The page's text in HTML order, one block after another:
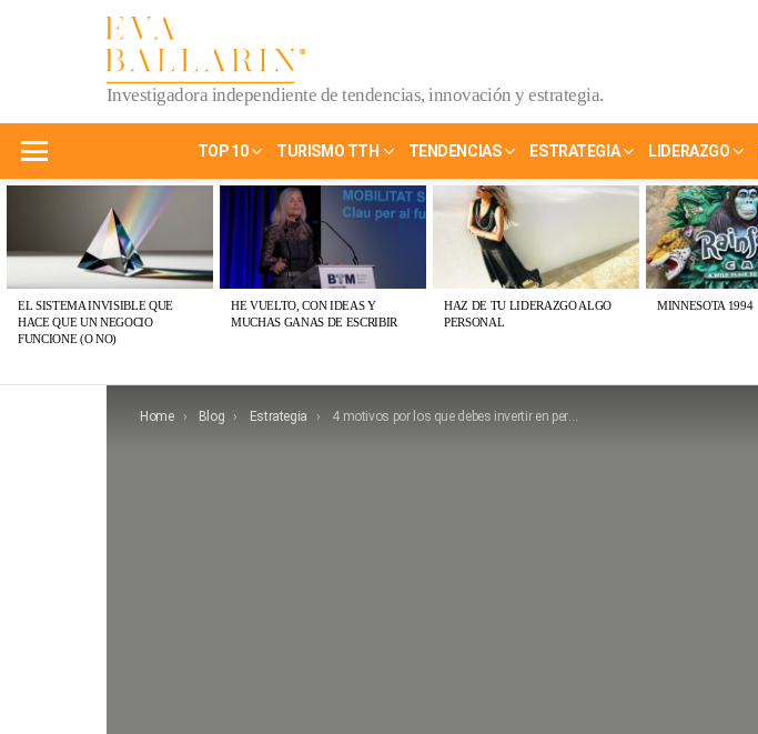
Investigadora independiente de tendencias, innovación y estrategia.
TOP 10 TURISMO TTH TENDENCIAS ESTRATEGIA LIDERAZGO
PUBLICACIONES
EL SISTEMA INVISIBLE QUE
HACE QUE UN NEGOCIO
FUNCIONE (O NO)
HE VUELTO, CON IDEAS Y
MUCHAS GANAS DE ESCRIBIR
HAZ DE TU LIDERAZGO ALGO
PERSONAL
MINNESOTA 1994
You are here:
Home Blog Estrategia 4 motivos por los que debes invertir en personal branding